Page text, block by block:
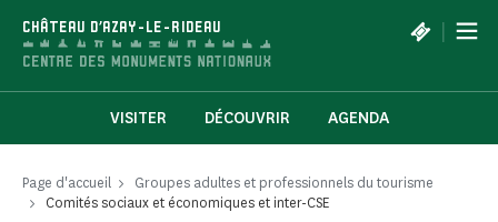
CHÂTEAU D'AZAY-LE-RIDEAU |
VISITER DÉCOUVRIR AGENDA
Page d'accueil
Groupes adultes et professionnels du tourisme
Comités sociaux et économiques et inter-CSE